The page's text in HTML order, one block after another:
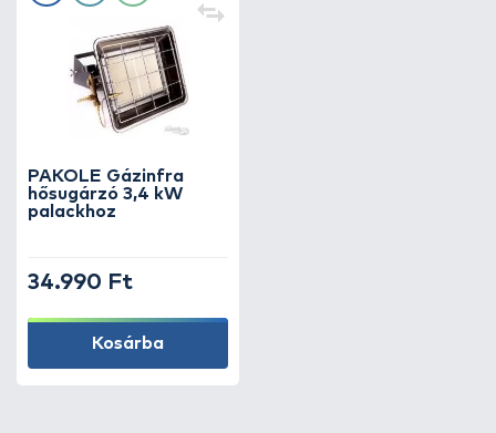
PAKOLE Gázinfra
hősugárzó 3,4 kW
palackhoz
34.990 Ft
Kosárba